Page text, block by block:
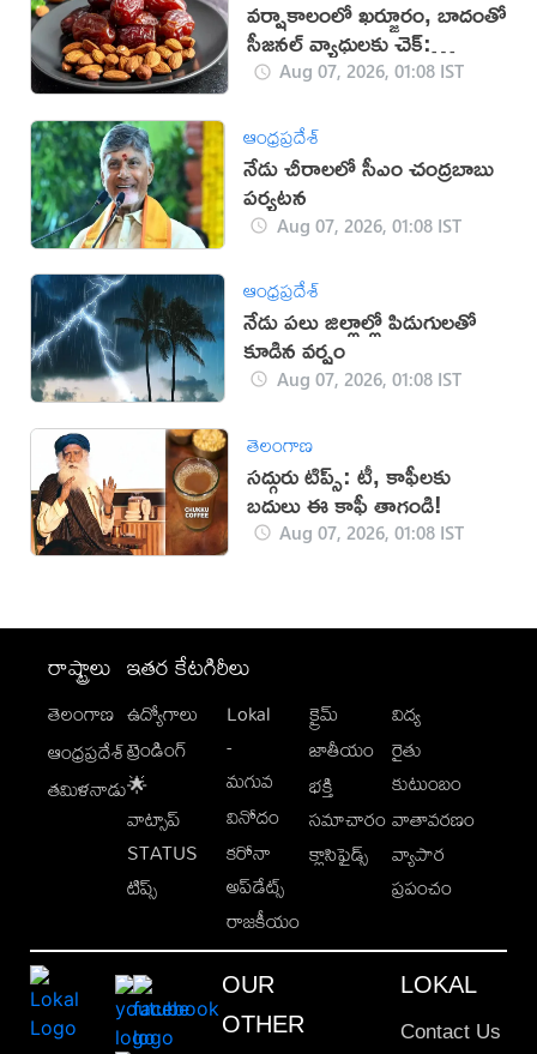
వర్షాకాలంలో ఖర్జూరం, బాదంతో
సీజనల్ వ్యాధులకు చెక్:
నిపుణులు
Aug 07, 2026, 01:08 IST
ఆంధ్రప్రదేశ్
నేడు చీరాలలో సీఎం చంద్రబాబు
పర్యటన
Aug 07, 2026, 01:08 IST
ఆంధ్రప్రదేశ్
నేడు పలు జిల్లాల్లో పిడుగులతో
కూడిన వర్షం
Aug 07, 2026, 01:08 IST
తెలంగాణ
సద్గురు టిప్స్: టీ, కాఫీలకు
బదులు ఈ కాఫీ తాగండి!
Aug 07, 2026, 01:08 IST
రాష్ట్రాలు
తెలంగాణ
ఆంధ్రప్రదేశ్
తమిళనాడు
ఇతర కేటగిరీలు
ఉద్యోగాలు
ట్రెండింగ్
🌟
వాట్సాప్
STATUS
టిప్స్
Lokal
-
మగువ
వినోదం
కరోనా
అప్‌డేట్స్
రాజకీయం
క్రైమ్
జాతీయం
భక్తి
సమాచారం
క్లాసిఫైడ్స్
విద్య
రైతు
కుటుంబం
వాతావరణం
వ్యాపార
ప్రపంచం
OUR
OTHER
LOKAL
Contact Us